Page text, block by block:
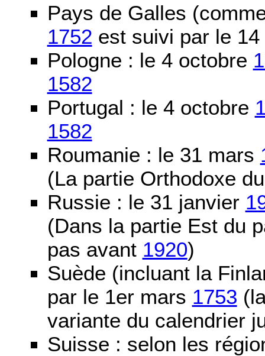
Pays de Galles
1752 est suivi par le
Pologne : le 4 octobre
1582
Portugal : le 4 octobre
1582
Roumanie : le 31 mars
(La partie Orthodoxe
Russie : le 31 janvier
(Dans la partie Est du
pas avant 1920)
Suède (incluant la
par le 1er mars 1753
variante du calendrier
Suisse : selon les